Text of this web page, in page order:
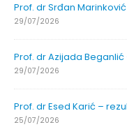
Prof. dr Srđan
29/07/2026
Prof. dr Azijada
29/07/2026
Prof. dr Esed Karić –
25/07/2026